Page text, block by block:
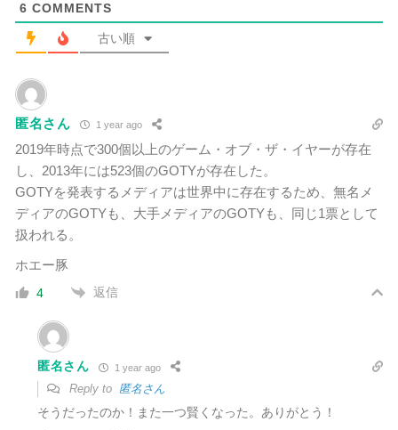
6 COMMENTS
古い順
匿名さん 1 year ago
2019年時点で300個以上のゲーム・オブ・ザ・イヤーが存在
し、2013年には523個のGOTYが存在した。
GOTYを発表するメディアは世界中に存在するため、無名メ
ディアのGOTYも、大手メディアのGOTYも、同じ1票として
扱われる。
ホエー豚
4 返信
匿名さん 1 year ago
Reply to 匿名さん
そうだったのか！また一つ賢くなった。ありがとう！